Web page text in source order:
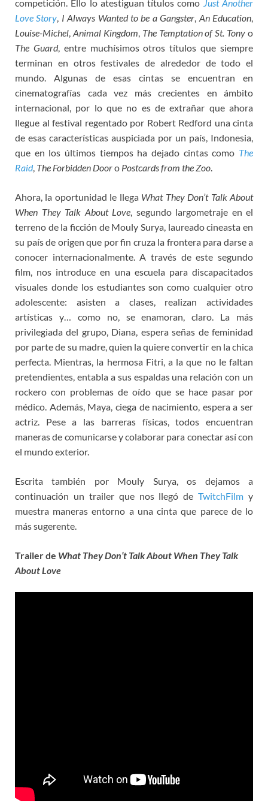
o
k
r
o
n
n
k
e
e
s
t
competición. Ello lo atestiguan títulos como Just Another
Love Story, I Always Wanted to be a Gangster, An Education,
Louise-Michel, Animal Kingdom, The Temptation of St. Tony o
The Guard, entre muchísimos otros títulos que siempre
terminan en otros festivales de alrededor de todo el
mundo. Algunas de esas cintas se encuentran en
cinematografías cada vez más crecientes en ámbito
internacional, por lo que no es de extrañar que ahora
llegue al festival regentado por Robert Redford una cinta
de esas características auspiciada por un país, Indonesia,
que en los últimos tiempos ha dejado cintas como The
Raid, The Forbidden Dooro Postcards from the Zoo.
Ahora, la oportunidad le llega What They Don’t Talk About
When They Talk About Love, segundo largometraje en el
terreno de la ficción de Mouly Surya, laureado cineasta en
su país de origen que por fin cruza la frontera para darse a
conocer internacionalmente. A través de este segundo
film, nos introduce en una escuela para discapacitados
visuales donde los estudiantes son como cualquier otro
adolescente: asisten a clases, realizan actividades
artísticas y… como no, se enamoran, claro. La más
privilegiada del grupo, Diana, espera señas de feminidad
por parte de su madre, quien la quiere convertir en la chica
perfecta. Mientras, la hermosa Fitri, a la que no le faltan
pretendientes, entabla a sus espaldas una relación con un
rockero con problemas de oído que se hace pasar por
médico. Además, Maya, ciega de nacimiento, espera a ser
actriz. Pese a las barreras físicas, todos encuentran
maneras de comunicarse y colaborar para conectar así con
el mundo exterior.
Escrita también por Mouly Surya, os dejamos a
continuación un trailer que nos llegó deTwitchFilm y
muestra maneras entorno a una cinta que parece de lo
más sugerente.
Trailer de What They Don’t Talk About When They Talk
About Love